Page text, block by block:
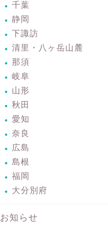
千葉
静岡
下諏訪
清里・八ヶ岳山麓
那須
岐阜
山形
秋田
愛知
奈良
広島
島根
福岡
大分別府
お知らせ